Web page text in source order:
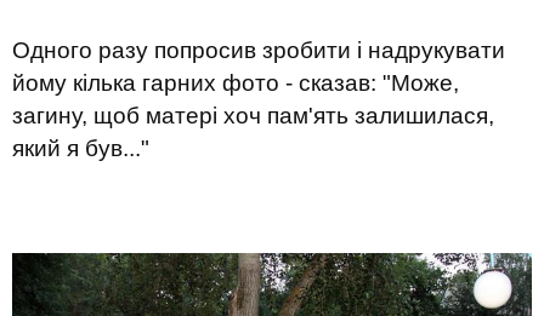
Одного разу попросив зробити і надрукувати
йому кілька гарних фото - сказав: "Може,
загину, щоб матері хоч пам'ять залишилася,
який я був..."